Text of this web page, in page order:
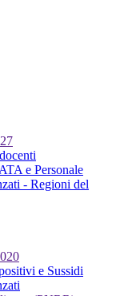
e Personale
- Regioni del
e Sussidi